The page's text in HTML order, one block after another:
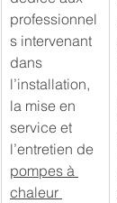
professionnel
s intervenant
dans
l’installation,
la mise en
service et
l’entretien de
pompes à
chaleur